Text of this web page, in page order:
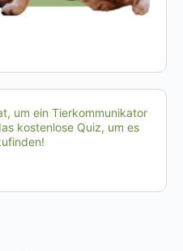
um ein Tierkommunikator
kostenlose Quiz, um es